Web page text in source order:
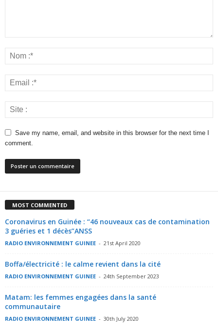
Save my name, email, and website in this browser for the next time I
comment.
MOST COMMENTED
Coronavirus en Guinée : “46 nouveaux cas de contamination
3 guéries et 1 décès”ANSS
RADIO ENVIRONNEMENT GUINEE - 21st April 2020
Boffa/électricité : le calme revient dans la cité
RADIO ENVIRONNEMENT GUINEE - 24th September 2023
Matam: les femmes engagées dans la santé
communautaire
RADIO ENVIRONNEMENT GUINEE - 30th July 2020